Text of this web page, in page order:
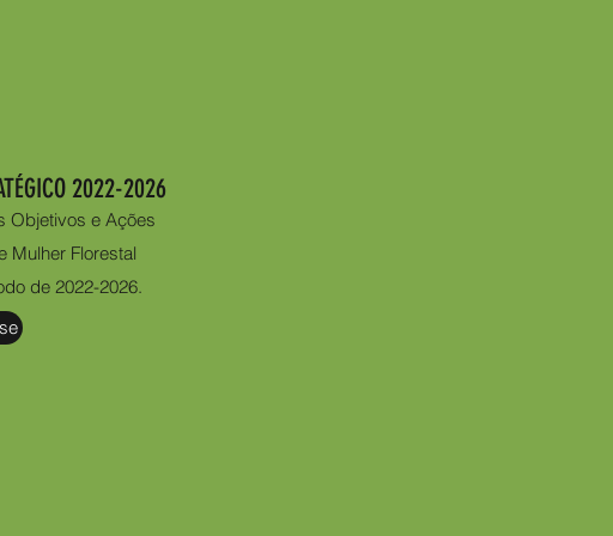
2022-2026
Objetivos e Ações
Mulher Florestal
de 2022-2026.